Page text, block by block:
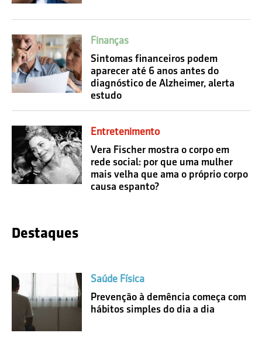
Finanças
Sintomas financeiros podem
aparecer até 6 anos antes do
diagnóstico de Alzheimer, alerta
estudo
Entretenimento
Vera Fischer mostra o corpo em
rede social: por que uma mulher
mais velha que ama o próprio corpo
causa espanto?
Destaques
Saúde Física
Prevenção à demência começa com
hábitos simples do dia a dia